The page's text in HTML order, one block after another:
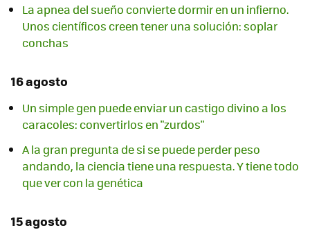
La apnea del sueño convierte dormir en un infierno.
Unos científicos creen tener una solución: soplar
conchas
16 agosto
Un simple gen puede enviar un castigo divino a los
caracoles: convertirlos en "zurdos"
A la gran pregunta de si se puede perder peso
andando, la ciencia tiene una respuesta. Y tiene todo
que ver con la genética
15 agosto